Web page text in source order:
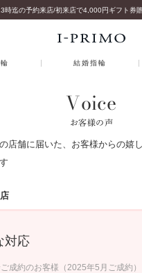
結婚指輪
Voice
お客様の声
店舗に届いた、お客様からの嬉
対応
成約のお客様（2025年5月ご成約）